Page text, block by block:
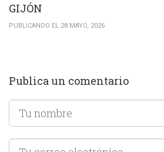
GIJÓN
PUBLICANDO EL 28 MAYO, 2026
Publica un comentario